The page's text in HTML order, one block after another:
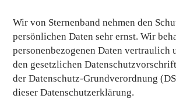
Wir von Sternenband nehmen den
persönlichen Daten sehr ernst. Wir
personenbezogenen Daten vertraulich
den gesetzlichen
der Datenschutz-Grundverordnung
dieser Datenschutzerklärung.